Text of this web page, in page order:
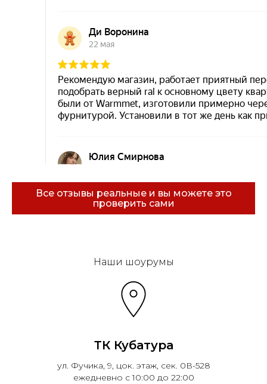
Все отзывы реальные и вы можете это
проверить сами
Наши шоурумы
ТК Кубатура
ул. Фучика, 9, цок. этаж, сек. 0В-528
ежедневно с 10:00 до 22:00